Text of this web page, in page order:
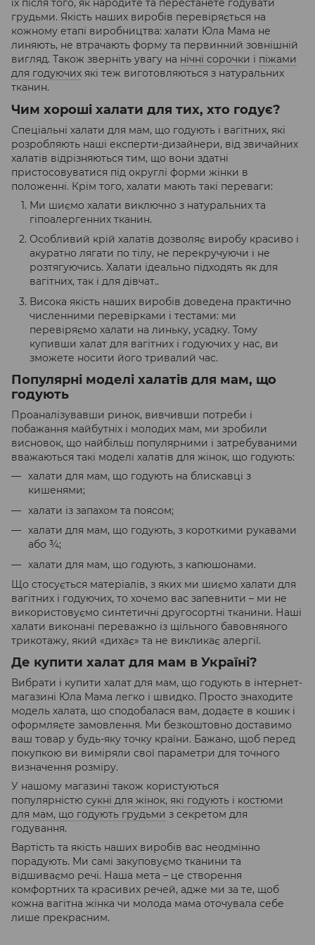
їх після того, як народите та перестанете годувати
грудьми. Якість наших виробів перевіряється на
кожному етапі виробництва: халати Юла Мама не
линяють, не втрачають форму та первинний зовнішній
вигляд. Також зверніть увагу на нічні сорочки і піжами
для годуючих які теж виготовляються з натуральних
тканин.
Чим хороші халати для тих, хто годує?
Спеціальні халати для мам, що годують і вагітних, які
розробляють наші експерти-дизайнери, від звичайних
халатів відрізняються тим, що вони здатні
пристосовуватися під округлі форми жінки в
положенні. Крім того, халати мають такі переваги:
Ми шиємо халати виключно з натуральних та
гіпоалергенних тканин.
Особливий крій халатів дозволяє виробу красиво і
акуратно лягати по тілу, не перекручуючи і не
розтягуючись. Халати ідеально підходять як для
вагітних, так і для дівчат..
Висока якість наших виробів доведена практично
численними перевірками і тестами: ми
перевіряємо халати на линьку, усадку. Тому
купивши халат для вагітних і годуючих у нас, ви
зможете носити його тривалий час.
Популярні моделі халатів для мам, що
годують
Проаналізувавши ринок, вивчивши потреби і
побажання майбутніх і молодих мам, ми зробили
висновок, що найбільш популярними і затребуваними
вважаються такі моделі халатів для жінок, що годують:
халати для мам, що годують на блискавці з
кишенями;
халати із запахом та поясом;
халати для мам, що годують, з короткими рукавами
або ¾;
халати для мам, що годують, з капюшонами.
Що стосується матеріалів, з яких ми шиємо халати для
вагітних і годуючих, то хочемо вас запевнити – ми не
використовуємо синтетичні другосортні тканини. Наші
халати виконані переважно із щільного бавовняного
трикотажу, який «дихає» та не викликає алергії.
Де купити халат для мам в Україні?
Вибрати і купити халат для мам, що годують в інтернет-
магазині Юла Мама легко і швидко. Просто знаходите
модель халата, що сподобалася вам, додаєте в кошик і
оформляєте замовлення. Ми безкоштовно доставимо
ваш товар у будь-яку точку країни. Бажано, щоб перед
покупкою ви виміряли свої параметри для точного
визначення розміру.
У нашому магазині також користуються
популярністю сукні для жінок, які годують і костюми
для мам, що годують грудьми з секретом для
годування.
Вартість та якість наших виробів вас неодмінно
порадують. Ми самі закуповуємо тканини та
відшиваємо речі. Наша мета – це створення
комфортних та красивих речей, адже ми за те, щоб
кожна вагітна жінка чи молода мама оточувала себе
лише прекрасним.